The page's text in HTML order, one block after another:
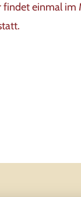
findet einmal im